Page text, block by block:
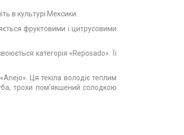
в культурі Мексики.
фруктовими і цитрусовими
категорія «Reposado». Її
Ця текіла володіє теплим
трохи пом'якшений солодкою